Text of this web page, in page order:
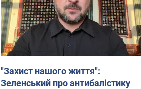
"Захист нашого життя":
Зеленський про антибалістику